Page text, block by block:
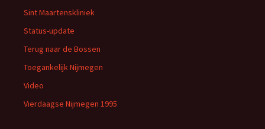
Sint Maartenskliniek
Status-update
Terug naar de Bossen
Toegankelijk Nijmegen
Video
Vierdaagse Nijmegen 1995